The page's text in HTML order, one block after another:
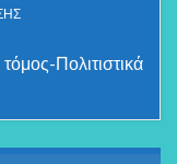
Πολιτιστικά